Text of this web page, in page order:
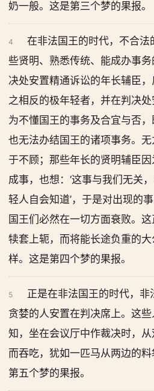
奶一般。这是第三个梦的果报。
4
在非法国王的时代，不合法
些贤明、熟悉传统、能成办事
决处安置精通诉讼的年长辅臣
之相反的极年轻者，并在判决
为不懂国王的事务及合宜与否，
也无法办结国王的诸项事务。
于不顾；那些年长的贤明辅臣
成事，也想：‘这事与我们无关
轻人自会知道’，于是对出现的
国王们必然在一切方面衰败。
犊套上轭，而将能长途负重的
样。这是第四个梦的果报。
5
正是在非法国王的时代，非
贪婪的人安置在判决席上。这
知，坐在会议厅中作裁决时，
而吞吃，犹如一匹马从两边的
第五个梦的果报。